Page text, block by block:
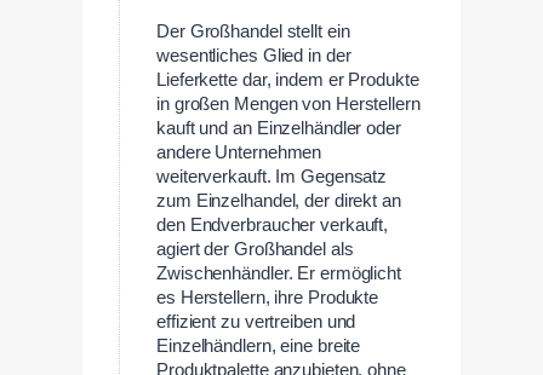
Der Großhandel stellt ein
wesentliches Glied in der
Lieferkette dar, indem er Produkte
in großen Mengen von Herstellern
kauft und an Einzelhändler oder
andere Unternehmen
weiterverkauft. Im Gegensatz
zum Einzelhandel, der direkt an
den Endverbraucher verkauft,
agiert der Großhandel als
Zwischenhändler. Er ermöglicht
es Herstellern, ihre Produkte
effizient zu vertreiben und
Einzelhändlern, eine breite
Produktpalette anzubieten, ohne